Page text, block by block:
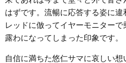
はずです。流暢に応答する姿に
レッドに倣ってイヤーモニター
露わになってしまった印象です。
自信に満ちた悠仁サマに哀しい